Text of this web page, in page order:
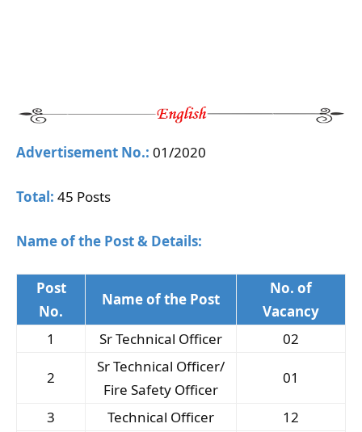
Advertisement No.: 01/2020
Total: 45 Posts
Name of the Post & Details:
Post
No.
Name of the Post
No. of
Vacancy
1
Sr Technical Officer 02
2
Sr Technical Officer/
Fire Safety Officer
01
3 Technical Officer
12